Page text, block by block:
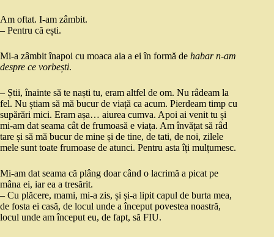
Am oftat. I-am zâmbit.
– Pentru că ești.
Mi-a zâmbit înapoi cu moaca aia a ei în formă de habar n-am
despre ce vorbești.
– Știi, înainte să te naști tu, eram altfel de om. Nu râdeam la
fel. Nu știam să mă bucur de viață ca acum. Pierdeam timp cu
supărări mici. Eram așa… aiurea cumva. Apoi ai venit tu și
mi-am dat seama cât de frumoasă e viața. Am învățat să râd
tare și să mă bucur de mine și de tine, de tati, de noi, zilele
mele sunt toate frumoase de atunci. Pentru asta îți mulțumesc.
Mi-am dat seama că plâng doar când o lacrimă a picat pe
mâna ei, iar ea a tresărit.
– Cu plăcere, mami, mi-a zis, și și-a lipit capul de burta mea,
de fosta ei casă, de locul unde a început povestea noastră,
locul unde am început eu, de fapt, să FIU.